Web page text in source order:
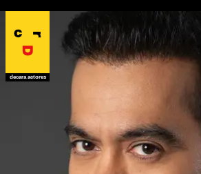
decara actores